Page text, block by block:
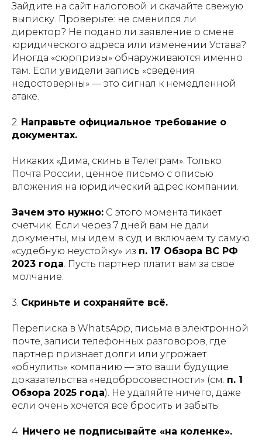
Зайдите на сайт налоговой и скачайте свежую
выписку. Проверьте: не сменился ли
директор? Не подано ли заявление о смене
юридического адреса или изменении Устава?
Иногда «сюрпризы» обнаруживаются именно
там. Если увидели запись «сведения
недостоверны» — это сигнал к немедленной
атаке.
2. Направьте официальное требование о
документах.
Никаких «Дима, скинь в Телеграм». Только
Почта России, ценное письмо с описью
вложения на юридический адрес компании.
Зачем это нужно: С этого момента тикает
счетчик. Если через 7 дней вам не дали
документы, мы идем в суд и включаем ту самую
«судебную неустойку» из п. 17 Обзора ВС РФ
2023 года. Пусть партнер платит вам за свое
молчание.
3. Скриньте и сохраняйте всё.
Переписка в WhatsApp, письма в электронной
почте, записи телефонных разговоров, где
партнер признает долги или угрожает
«обнулить» компанию — это ваши будущие
доказательства «недобросовестности» (см. п. 1
Обзора 2025 года). Не удаляйте ничего, даже
если очень хочется всё бросить и забыть.
4. Ничего не подписывайте «на коленке».